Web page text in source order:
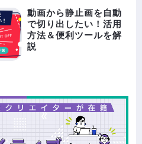
動画から静止画を自動
で切り出したい！活用
方法＆便利ツールを解
説